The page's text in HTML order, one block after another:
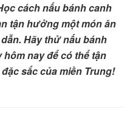
cách nấu bánh canh
tận hưởng một món ăn
Hãy thử nấu bánh
nay để có thể tận
sắc của miền Trung!